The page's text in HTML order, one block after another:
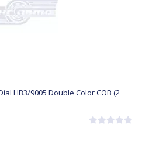
HB3/9005 Double Color COB (2